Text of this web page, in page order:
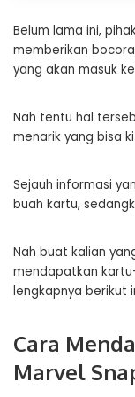
Belum lama ini,
memberikan
yang akan masuk
Nah tentu hal
menarik yang bisa
Sejauh informasi
buah kartu,
Nah buat kalian
mendapatkan
lengkapnya berikut
Cara
Marvel